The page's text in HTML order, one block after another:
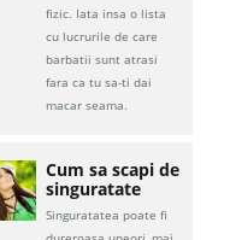
fizic. Iata insa o lista
cu lucrurile de care
barbatii sunt atrasi
fara ca tu sa-ti dai
macar seama.
Cum sa scapi de
singuratate
Singuratatea poate fi